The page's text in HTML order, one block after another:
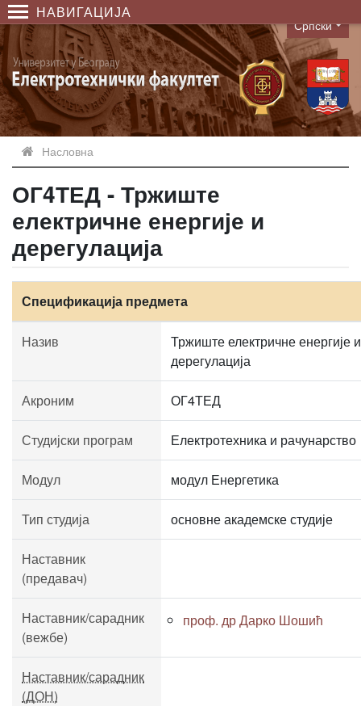
НАВИГАЦИЈА
Language
Српски
Насловна
ОГ4ТЕД - Тржиште
електричне енергије и
дерегулација
Спецификација предмета
Назив
Тржиште електричне енергије и
дерегулација
Акроним ОГ4ТЕД
Студијски програм Електротехника и рачунарство
Модул модул Енергетика
Тип студија основне академске студије
Наставник
(предавач)
Наставник/сарадник
(вежбе)
проф. др Дарко Шошић
Наставник/сарадник
(ДОН)